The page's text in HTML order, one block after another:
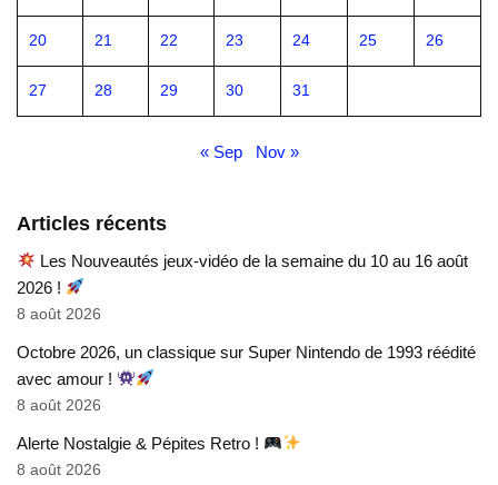
20 21 22 23 24 25 26
27 28 29 30 31
« Sep Nov »
Articles récents
Les Nouveautés jeux-vidéo de la semaine du 10 au 16 août
2026 !
8 août 2026
Octobre 2026, un classique sur Super Nintendo de 1993 réédité
avec amour !
8 août 2026
Alerte Nostalgie & Pépites Retro !
8 août 2026